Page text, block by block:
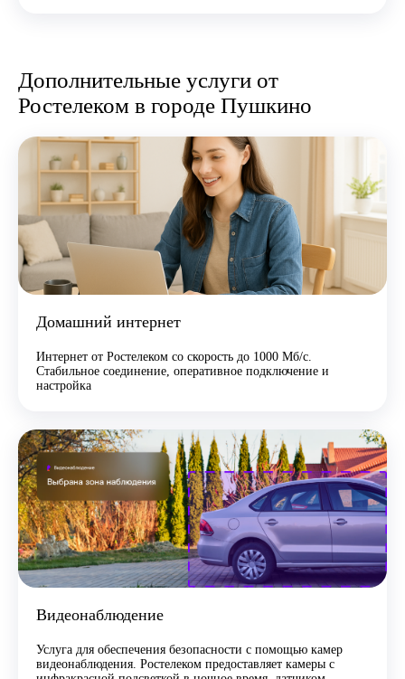
Дополнительные услуги от
Ростелеком в городе Пушкино
Домашний интернет
Интернет от Ростелеком со скорость до 1000 Мб/с.
Стабильное соединение, оперативное подключение и
настройка
Видеонаблюдение
Услуга для обеспечения безопасности с помощью камер
видеонаблюдения. Ростелеком предоставляет камеры с